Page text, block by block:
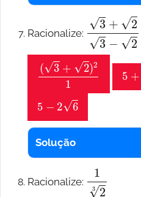
Racionalize: 3+23−2
3+2) 21 5
5 6
Solução
Racionalize: 23